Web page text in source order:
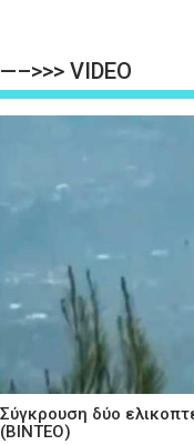
—–>>> VIDEO
Σύγκρουση δύο
(ΒΙΝΤΕΟ)